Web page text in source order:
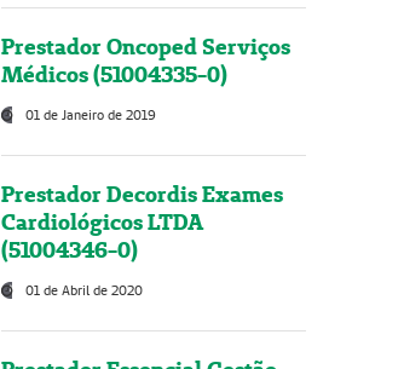
Prestador Oncoped Serviços
Médicos (51004335-0)
01 de Janeiro de 2019
Prestador Decordis Exames
Cardiológicos LTDA
(51004346-0)
01 de Abril de 2020